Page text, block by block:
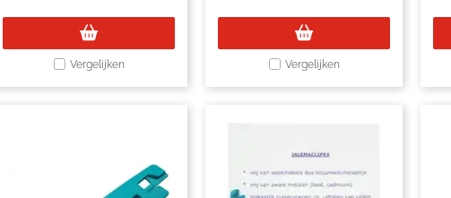
Vergelijken Vergelijken